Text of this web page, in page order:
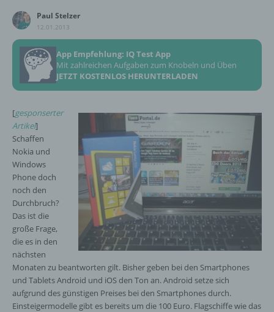
Paul Stelzer
12.01.2013
App Empfehlung: IQ Test App
Mit zahlreichen Aufgaben zum Knobeln und Üben
JETZT KOSTENLOS HERUNTERLADEN
[gesponserter
Artikel]
Schaffen
Nokia und
Windows
Phone doch
noch den
Durchbruch?
Das ist die
große Frage,
die es in den
nächsten
Monaten zu beantworten gilt. Bisher geben bei den Smartphones
und Tablets Android und iOS den Ton an. Android setze sich
aufgrund des günstigen Preises bei den Smartphones durch.
Einsteigermodelle gibt es bereits um die 100 Euro. Flagschiffe wie das